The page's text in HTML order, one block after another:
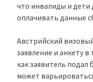
что инвалиды и дети
оплачивать данные
Австрийский
заявление и анкету
как заявитель подал
может